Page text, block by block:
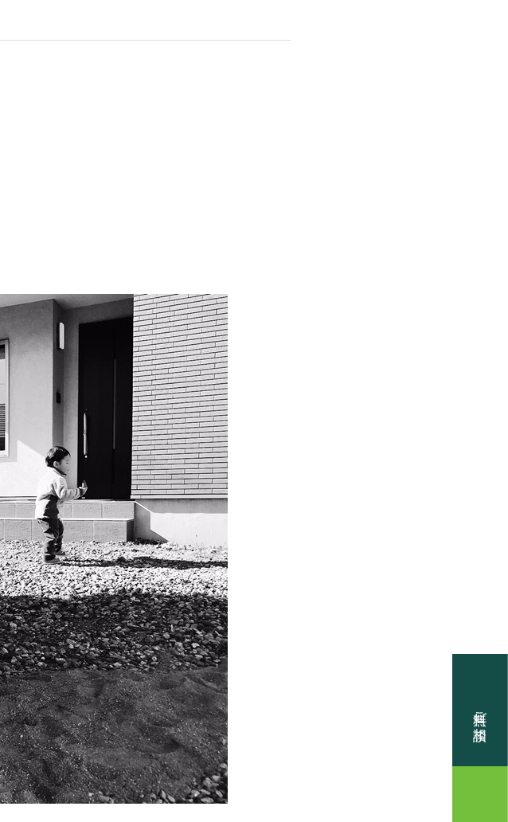
OUR CONCEPT
かなう家のコンセプトとメッセージ
OUR FIVE ADVANTAGES
かなう家が選ばれる5つの理由
ONLINE MODEL HOUSE
オンライン展示場
WORKS
施工事例
GALLERY
無料ご相談